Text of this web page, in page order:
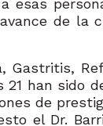
esas
de la
Gastritis,
han sido
de
el Dr.